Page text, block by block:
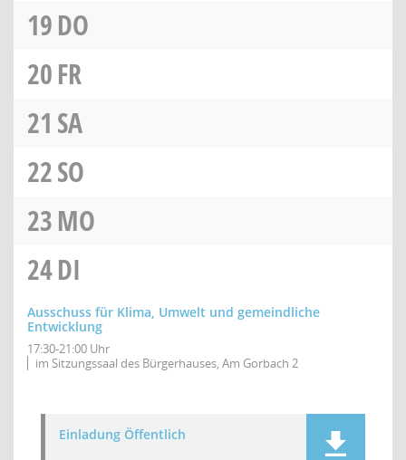
19DO
20FR
21 SA
22SO
23MO
24DI
Ausschuss für Klima, Umwelt und gemeindliche
Entwicklung
17:30-21:00 Uhr
im Sitzungssaal des Bürgerhauses, Am Gorbach 2
Einladung Öffentlich